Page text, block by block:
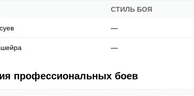
СТИЛЬ БОЯ
—
—
профессиональных боев